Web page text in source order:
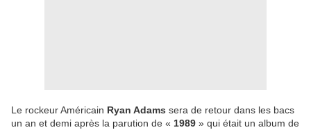
Le rockeur Américain Ryan Adams sera de retour dans les bacs
un an et demi après la parution de « 1989 » qui était un album de